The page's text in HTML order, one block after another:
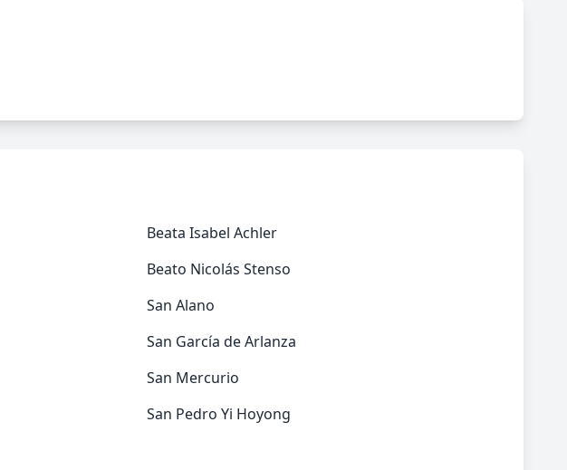
Beata Isabel Achler
Beato Nicolás Stenso
San Alano
San García de Arlanza
San Mercurio
San Pedro Yi Hoyong